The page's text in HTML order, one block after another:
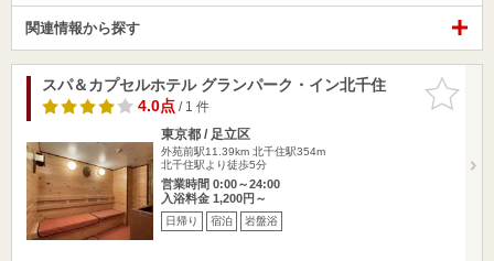
関連情報から探す
お気に入
りに追加
スパ＆カプセルホテル グランパーク・イン北千住
4.0点/ 1 件
東京都 / 足立区
外苑前駅11.39km 北千住駅354m
北千住駅より徒歩5分
営業時間 0:00～24:00
入浴料金 1,200円～
日帰り 宿泊 岩盤浴